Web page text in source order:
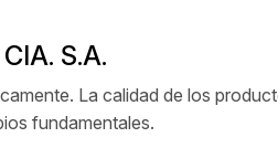
S.A.
La calidad de los
fundamentales.